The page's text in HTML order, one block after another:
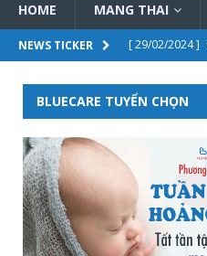
HOME MANG THAI
NEWS TICKER [ 29/02/2024 ]
[ 28/02/2024 ]
[ 01/03/2024 ]
BLUECARE TUYỂN CHỌN